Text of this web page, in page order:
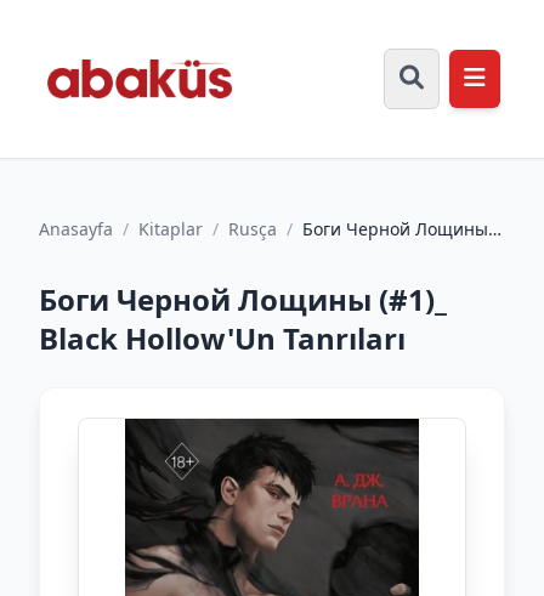
Anasayfa / Kitaplar / Rusça / Боги Черной Лощины
Боги Черной Лощины (#1)_
Black Hollow'Un Tanrıları